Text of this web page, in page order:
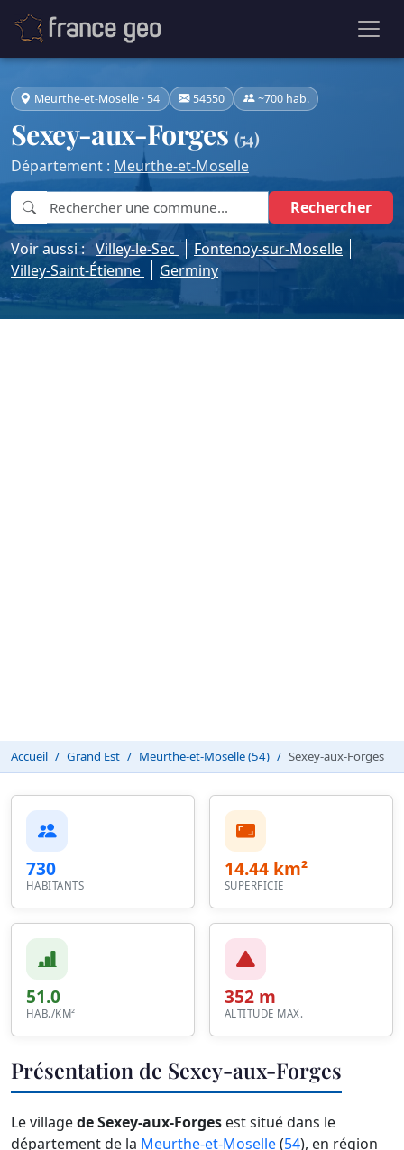
Meurthe-et-Moselle · 54 54550 ~700 hab.
Sexey-aux-Forges (54)
Département : Meurthe-et-Moselle
Rechercher
Voir aussi : Villey-le-Sec
Fontenoy-sur-Moselle
Villey-Saint-Étienne
Germiny
Accueil Grand Est Meurthe-et-Moselle (54) Sexey-aux-Forges
730
HABITANTS
14.44 km²
SUPERFICIE
51.0
HAB./KM²
352 m
ALTITUDE MAX.
Présentation de Sexey-aux-Forges
Le villagede Sexey-aux-Forges est situé dans le
département de la Meurthe-et-Moselle(54), en région